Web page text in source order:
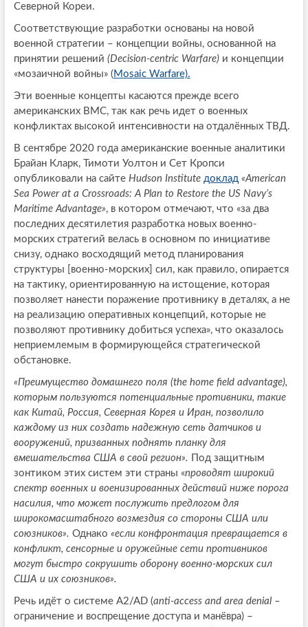
Северной Кореи.
Соответствующие разработки основаны на новой
военной стратегии – концепции войны, основанной на
принятии решений (Decision-centric Warfare)и концепции
«мозаичной войны» (Mosaic Warfare).
Эти военные концепты касаются прежде всего
американских ВМС, так как речь идет о военных
конфликтах высокой интенсивности на отдалённых ТВД.
В сентябре 2020 года американские военные аналитики
Брайан Кларк, Тимоти Уолтон и Сет Кропси
опубликовали на сайте Hudson Institute доклад «American
Sea Power at a Crossroads: A Plan to Restore the US Navy’s
Maritime Advantage», в котором отмечают, что «за два
последних десятилетия разработка новых военно-
морских стратегий велась в основном по инициативе
снизу, однако восходящий метод планирования
структуры [военно-морских] сил, как правило, опирается
на тактику, ориентированную на истощение, которая
позволяет нанести поражение противнику в деталях, а не
на реализацию оперативных концепций, которые не
позволяют противнику добиться успеха», что оказалось
неприемлемым в формирующейся стратегической
обстановке.
«Преимущество домашнего поля (the home field advantage),
которым пользуются потенциальные противники, такие
как Китай, Россия, Северная Корея и Иран, позволило
каждому из них создать надежную сеть датчиков и
вооружений, призванных поднять планку для
вмешательства США в свой регион». Под защитным
зонтиком этих систем эти страны «проводят широкий
спектр военных и военизированных действий ниже порога
насилия, что может послужить предлогом для
широкомасштабного возмездия со стороны США или
союзников». Однако «если конфронтация превращается в
конфликт, сенсорные и оружейные сети противников
могут быстро сокрушить оборону военно-морских сил
США и их союзников».
Речь идёт о системе A2/AD (anti-access and area denial –
ограничение и воспрещение доступа и манёвра) –